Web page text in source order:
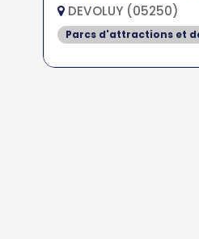
DEVOLUY (05250)
Parcs d'attractions et